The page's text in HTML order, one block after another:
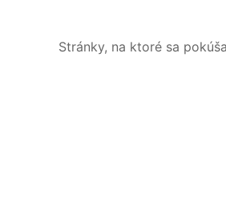
Stránky, na ktoré sa